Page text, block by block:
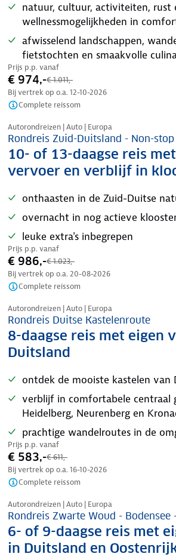
natuur, cultuur, activiteiten, rust
wellnessmogelijkheden in
afwisselend landschappen,
fietstochten en smaakvolle
Prijs p.p. vanaf
€ 974,-€ 1.011,-
Bij vertrek op o.a. 12-10-2026
Complete reissom
Nazomer korting
Autorondreizen | Auto | Europa
Rondreis Zuid-Duitsland - Non-
10- of 13-daagse reis
vervoer en verblijf in
onthaasten in de Zuid-Duitse
overnacht in nog actieve
leuke extra's inbegrepen
Prijs p.p. vanaf
€ 986,-€ 1.023,-
Bij vertrek op o.a. 20-08-2026
Complete reissom
Nazomer korting
Autorondreizen | Auto | Europa
Rondreis Duitse Kastelenroute
8-daagse reis met eigen
Duitsland
ontdek de mooiste kastelen van
verblijf in comfortabele centraal
Heidelberg, Neurenberg en
prachtige wandelroutes in de
Prijs p.p. vanaf
€ 583,-€ 611,-
Bij vertrek op o.a. 16-10-2026
Complete reissom
Nazomer korting
Autorondreizen | Auto | Europa
Rondreis Zwarte Woud - Bodensee
6- of 9-daagse reis met
in Duitsland en